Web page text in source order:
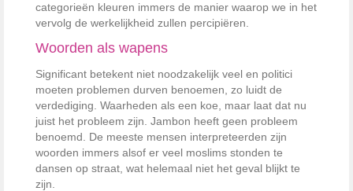
categorieën kleuren immers de manier waarop we in het
vervolg de werkelijkheid zullen percipiëren.
Woorden als wapens
Significant betekent niet noodzakelijk veel en politici
moeten problemen durven benoemen, zo luidt de
verdediging. Waarheden als een koe, maar laat dat nu
juist het probleem zijn. Jambon heeft geen probleem
benoemd. De meeste mensen interpreteerden zijn
woorden immers alsof er veel moslims stonden te
dansen op straat, wat helemaal niet het geval blijkt te
zijn.